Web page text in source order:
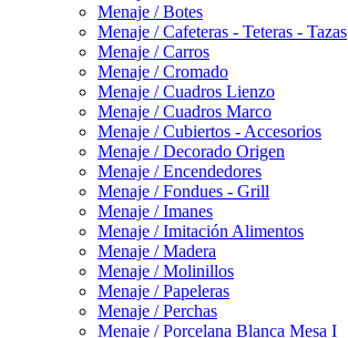
Menaje / Botes
Menaje / Cafeteras - Teteras - Tazas
Menaje / Carros
Menaje / Cromado
Menaje / Cuadros Lienzo
Menaje / Cuadros Marco
Menaje / Cubiertos - Accesorios
Menaje / Decorado Origen
Menaje / Encendedores
Menaje / Fondues - Grill
Menaje / Imanes
Menaje / Imitación Alimentos
Menaje / Madera
Menaje / Molinillos
Menaje / Papeleras
Menaje / Perchas
Menaje / Porcelana Blanca Mesa I